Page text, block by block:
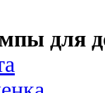
для